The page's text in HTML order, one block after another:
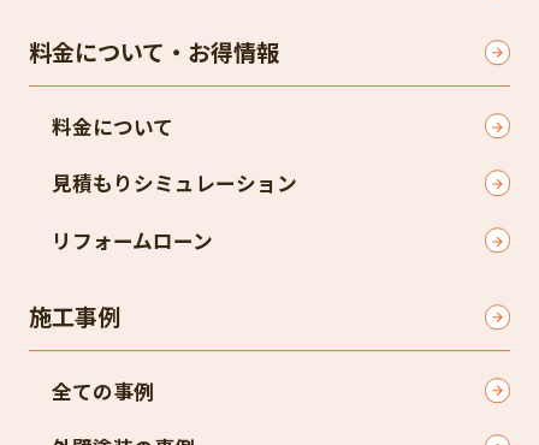
料金について・お得情報
料金について
見積もりシミュレーション
リフォームローン
施工事例
全ての事例